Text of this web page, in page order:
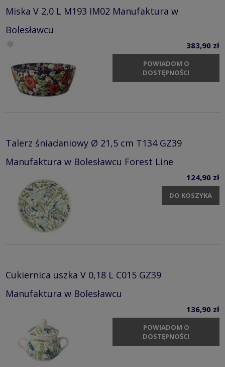
Miska V 2,0 L M193 IM02 Manufaktura w
Bolesławcu
383,90 zł
POWIADOM O
DOSTĘPNOŚCI
Talerz śniadaniowy Ø 21,5 cm T134 GZ39
Manufaktura w Bolesławcu Forest Line
124,90 zł
DO KOSZYKA
Cukiernica uszka V 0,18 L C015 GZ39
Manufaktura w Bolesławcu
136,90 zł
POWIADOM O
DOSTĘPNOŚCI